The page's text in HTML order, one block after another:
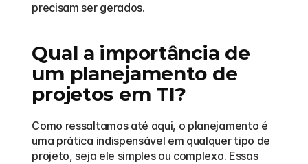
precisam ser gerados.
Qual a importância de
um planejamento de
projetos em TI?
Como ressaltamos até aqui, o planejamento é
uma prática indispensável em qualquer tipo de
projeto, seja ele simples ou complexo. Essas